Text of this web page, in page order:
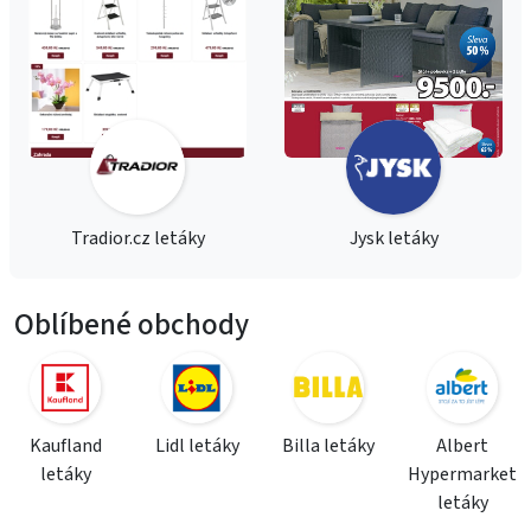
Tradior.cz letáky Jysk letáky
Oblíbené obchody
Kaufland
letáky
Lidl letáky Billa letáky
Albert
Hypermarket
letáky